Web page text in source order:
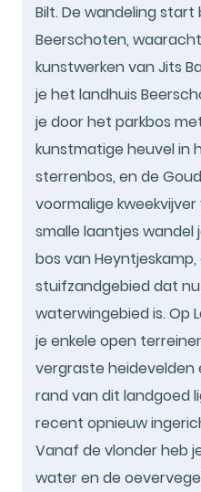
Bilt. De wandeling start
Beerschoten,
kunstwerken van Jits
je het landhuis
je door het parkbos
kunstmatige heuvel in
sterrenbos, en de
voormalige
smalle laantjes
bos van
stuifzandgebied dat
waterwingebied is. Op
je enkele open
vergraste heidevelden
rand van dit landgoed
recent opnieuw
Vanaf de vlonder heb
water en de